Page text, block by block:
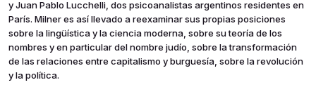
y Juan Pablo Lucchelli, dos psicoanalistas argentinos residentes en
París. Milner es así llevado a reexaminar sus pro­pias posiciones
sobre la lingüística y la ciencia moderna, sobre su teoría de los
nombres y en particular del nombre judío, sobre la transformación
de las relaciones entre capitalismo y burguesía, sobre la revolución
y la política.